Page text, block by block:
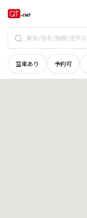
空車あり 予約可
岡山県